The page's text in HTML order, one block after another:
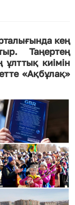
кең
Таңертең
киімін
«Ақбұлақ»